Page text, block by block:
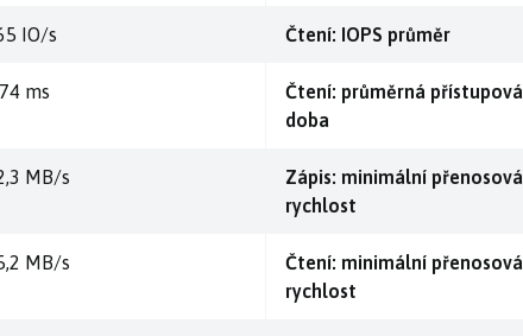
IO/s Čtení: IOPS průměr
ms
Čtení: průměrná přístupová
doba
MB/s
Zápis: minimální přenosová
rychlost
MB/s
Čtení: minimální přenosová
rychlost